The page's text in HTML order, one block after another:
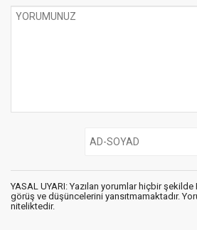
YASAL UYARI: Yazılan yorumlar hiçbir
görüş ve düşüncelerini yansıtmamaktadır.
niteliktedir.